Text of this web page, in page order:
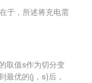
于，所述将充电需
取值s作为切分变
最优的(j，s)后，